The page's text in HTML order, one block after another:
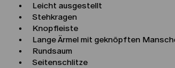
Leicht ausgestellt
Stehkragen
Knopfleiste
Lange Ärmel mit geknöpften
Rundsaum
Seitenschlitze